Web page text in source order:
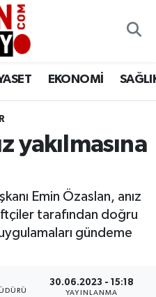
EKONOMİ
yakılmasına
Emin Özaslan, anız
tarafından doğru
gündeme
30.06.2023 - 15:18
YAYINLANMA
ve Fikstür